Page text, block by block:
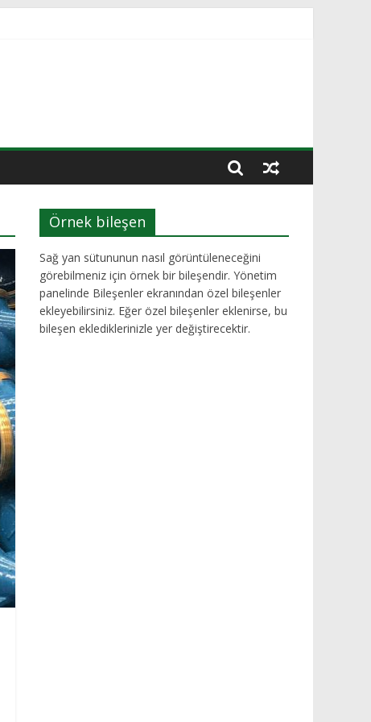
Örnek bileşen
Sağ yan sütununun nasıl görüntüleneceğini
görebilmeniz için örnek bir bileşendir. Yönetim
panelinde Bileşenler ekranından özel bileşenler
ekleyebilirsiniz. Eğer özel bileşenler eklenirse, bu
bileşen eklediklerinizle yer değiştirecektir.